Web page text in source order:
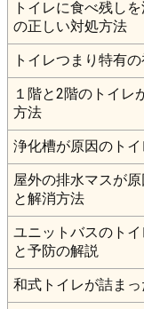
トイレに食べ残し
の正しい対処方法
トイレつまり特有
１階と2階のトイレ
方法
浄化槽が原因のト
屋外の排水マスが
と解消方法
ユニットバスのト
と予防の解説
和式トイレが詰ま